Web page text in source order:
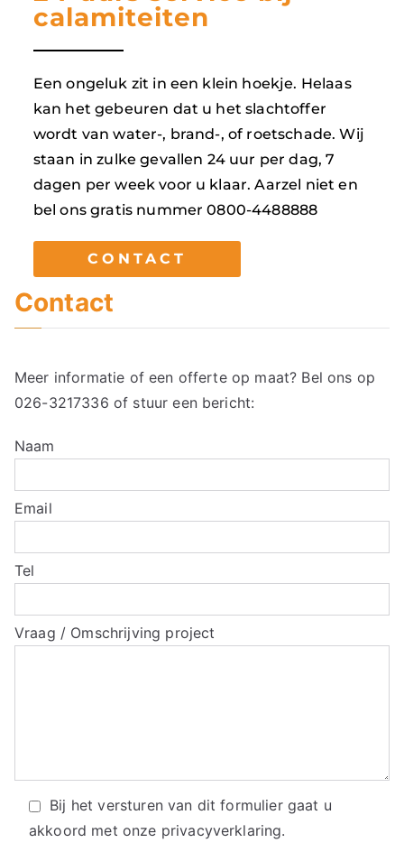
calamiteiten
Een ongeluk zit in een klein hoekje. Helaas
kan het gebeuren dat u het slachtoffer
wordt van water-, brand-, of roetschade. Wij
staan in zulke gevallen 24 uur per dag, 7
dagen per week voor u klaar. Aarzel niet en
bel ons gratis nummer 0800-4488888
CONTACT
Contact
Meer informatie of een offerte op maat? Bel ons op
026-3217336 of stuur een bericht:
Naam
Email
Tel
Vraag / Omschrijving project
Bij het versturen van dit formulier gaat u
akkoord met onze privacyverklaring.